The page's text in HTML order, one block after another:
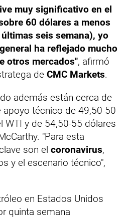
muy significativo en el
60 dólares a menos
seis semana), yo
ha reflejado mucho
otros mercados", afirmó
de CMC Markets.
además están cerca de
apoyo técnico de 49,50-50
WTI y de 54,50-55 dólares
"Para esta
son el coronavirus,
y el escenario técnico",
en Estados Unidos
quinta semana